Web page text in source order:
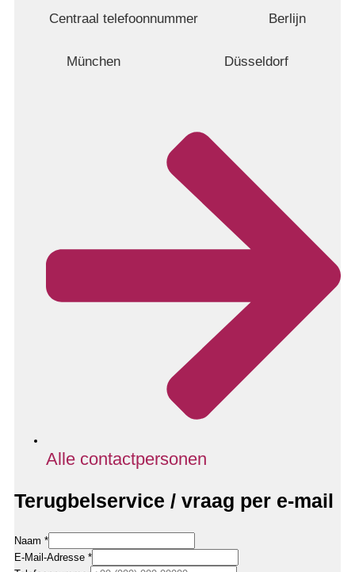
Centraal telefoonnummer Berlijn
München Düsseldorf
Alle contactpersonen
Terugbelservice / vraag per e-mail
Naam *
/E-Mail-Adresse *